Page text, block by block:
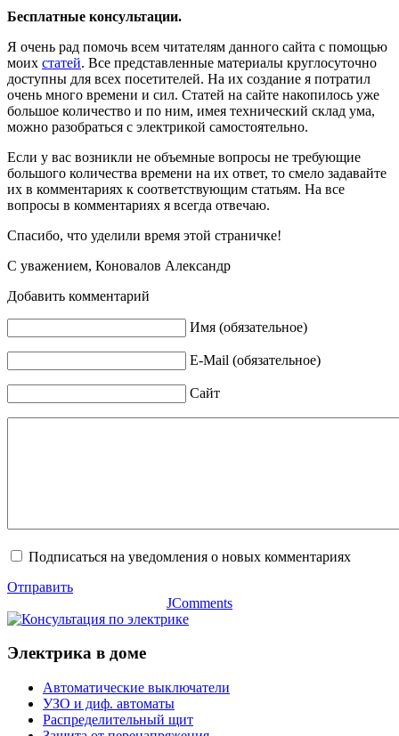
Бесплатные консультации.
Я очень рад помочь всем читателям данного сайта с помощью
моих статей. Все представленные материалы круглосуточно
доступны для всех посетителей. На их создание я потратил
очень много времени и сил. Статей на сайте накопилось уже
большое количество и по ним, имея технический склад ума,
можно разобраться с электрикой самостоятельно.
Если у вас возникли не объемные вопросы не требующие
большого количества времени на их ответ, то смело задавайте
их в комментариях к соответствующим статьям. На все
вопросы в комментариях я всегда отвечаю.
Спасибо, что уделили время этой страничке!
С уважением, Коновалов Александр
Добавить комментарий
Имя (обязательное)
E-Mail (обязательное)
Сайт
Подписаться на уведомления о новых комментариях
Отправить
JComments
Электрика в доме
Автоматические выключатели
УЗО и диф. автоматы
Распределительный щит